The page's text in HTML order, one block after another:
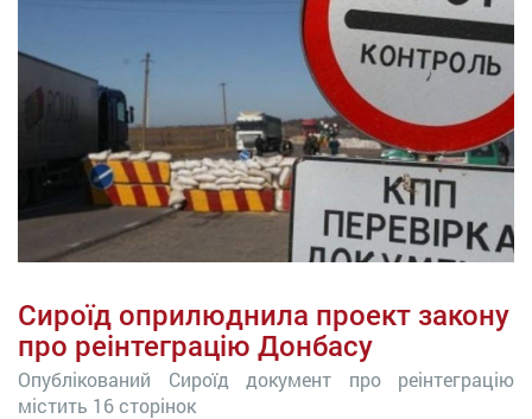
Сироїд оприлюднила проект закону
про реінтеграцію Донбасу
Опублікований Сироїд документ про реінтеграцію
містить 16 сторінок